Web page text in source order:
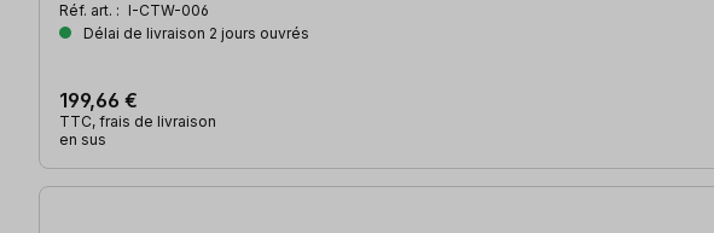
Réf. art. : I-CTW-006
Délai de livraison 2 jours ouvrés
199,66 €
TTC, frais de livraison
en sus